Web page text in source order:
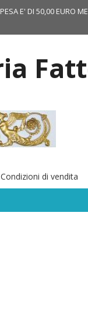
E' DI 50,00 EURO
Condizioni di vendita